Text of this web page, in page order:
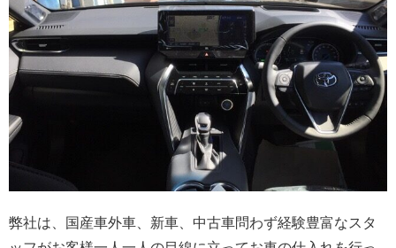
弊社は、国産車外車、新車、中古車問わず経験豊富なスタ